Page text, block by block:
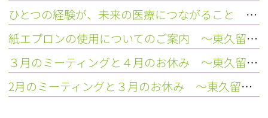
ひとつの経験が、未来の医療につながること ～東久留米 ひばりの森歯科～
紙エプロンの使用についてのご案内 ～東久留米 ひばりの森歯科～
３月のミーティングと４月のお休み ～東久留米 ひばりの森歯科～
2月のミーティングと３月のお休み ～東久留米 ひばりの森歯科～